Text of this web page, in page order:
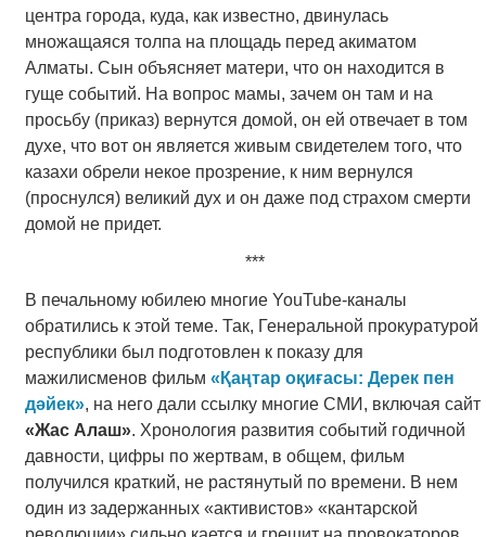
центра города, куда, как известно, двинулась
множащаяся толпа на площадь перед акиматом
Алматы. Сын объясняет матери, что он находится в
гуще событий. На вопрос мамы, зачем он там и на
просьбу (приказ) вернутся домой, он ей отвечает в том
духе, что вот он является живым свидетелем того, что
казахи обрели некое прозрение, к ним вернулся
(проснулся) великий дух и он даже под страхом смерти
домой не придет.
***
В печальному юбилею многие YouTube-каналы
обратились к этой теме. Так, Генеральной прокуратурой
республики был подготовлен к показу для
мажилисменов фильм «Қаңтар оқиғасы: Дерек пен
дәйек», на него дали ссылку многие СМИ, включая сайт
«Жас Алаш». Хронология развития событий годичной
давности, цифры по жертвам, в общем, фильм
получился краткий, не растянутый по времени. В нем
один из задержанных «активистов» «кантарской